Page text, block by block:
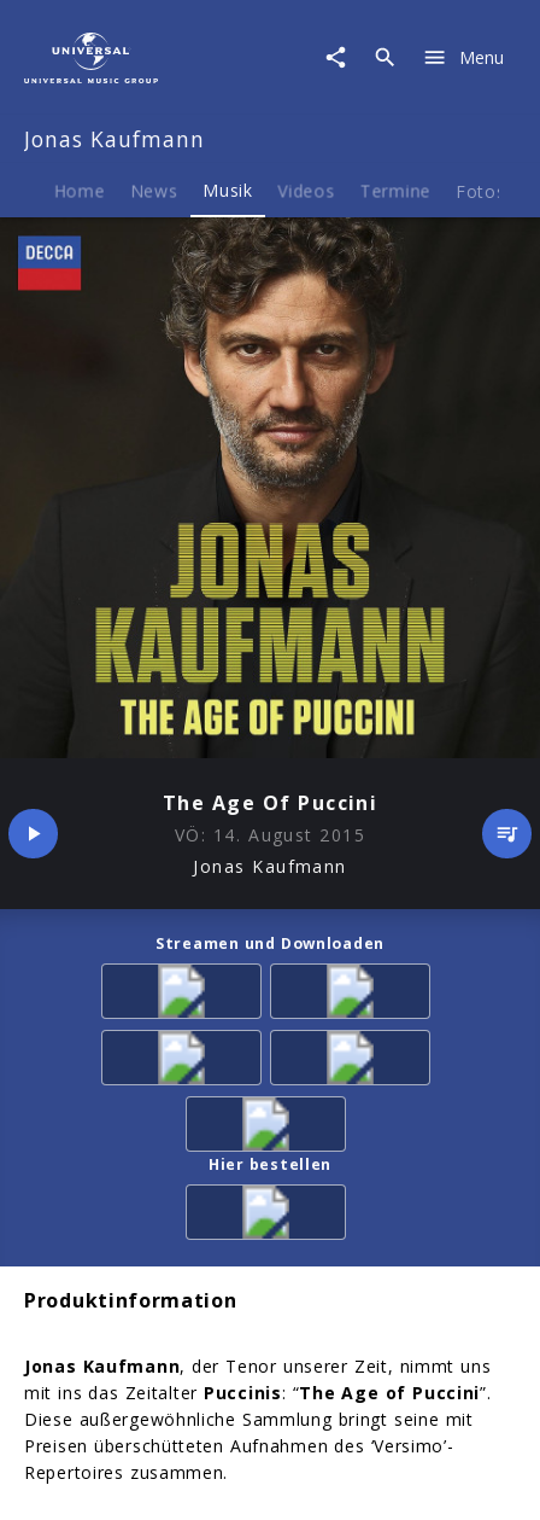
Kaufmann
Musik
The
Puccini
Menu
Jonas Kaufmann
Home News Musik Videos Termine Fotos
The Age Of Puccini
VÖ: 14. August 2015
Jonas Kaufmann
Streamen und Downloaden
Hier bestellen
Produktinformation
Jonas Kaufmann, der Tenor unserer Zeit, nimmt uns
mit ins das Zeitalter Puccinis: “The Age of Puccini”.
Diese außergewöhnliche Sammlung bringt seine mit
Preisen überschütteten Aufnahmen des ‘Versimo’-
Repertoires zusammen.